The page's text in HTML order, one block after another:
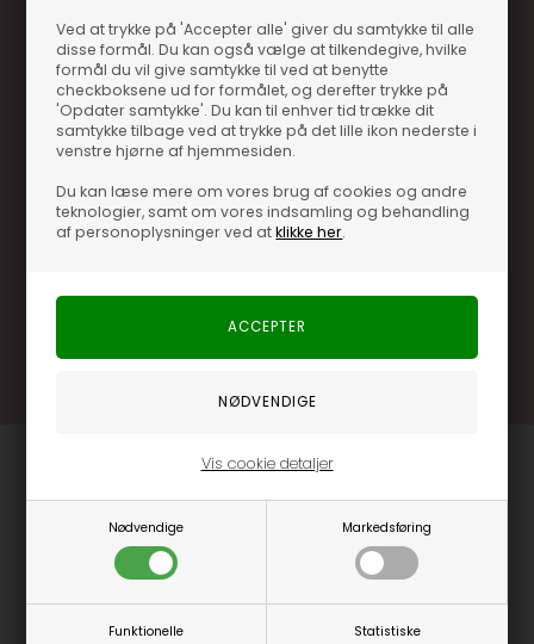
Ved at trykke på 'Accepter alle' giver du samtykke til alle
disse formål. Du kan også vælge at tilkendegive, hvilke
formål du vil give samtykke til ved at benytte
checkboksene ud for formålet, og derefter trykke på
'Opdater samtykke'. Du kan til enhver tid trække dit
samtykke tilbage ved at trykke på det lille ikon nederste i
venstre hjørne af hjemmesiden.
Du kan læse mere om vores brug af cookies og andre
teknologier, samt om vores indsamling og behandling
af personoplysninger ved atklikke her.
Nødvendige Markedsføring
Funktionelle Statistiske
Vis cookie detaljer
Optjen 3% i bonuskroner når du handler
Særlige, eksklusive tilbud kun til klubkunder
Brug dine point allerede på næste køb
Læs mere og bliv medlem